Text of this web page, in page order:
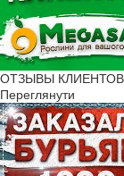
ОТЗЫВЫ КЛИЕНТОВ
Переглянути